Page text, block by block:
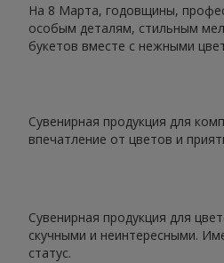
На 8 Марта, годовщины,
особым деталям, стильным
букетов вместе с нежными
Сувенирная продукция для
впечатление от цветов и
Сувенирная продукция для
скучными и неинтересными.
статус.